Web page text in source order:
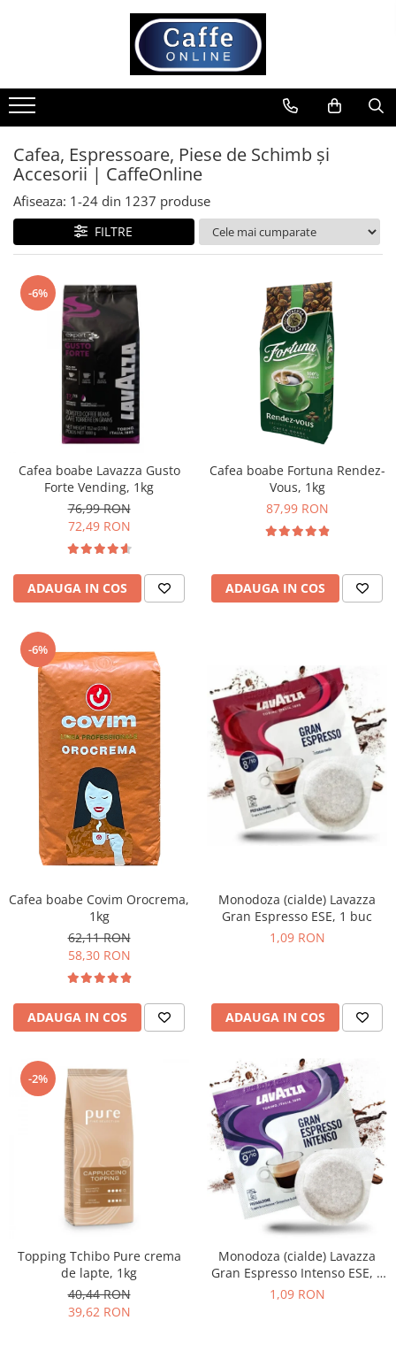
Cafea
Cafea Boabe
Capsule Cafea
Cafea Macinata
Cafea Instant
Espressoare
Aparate Automate
Aparate capsule
Aparate clasice
Accesorii
Complementare
Diverse
Pahare de cafea
Consumabile
Ciocolata calda
Lapte instant
Pliculete Zahar si Miere
Siropuri
Topping
Aparate SH
Promotii
Stabilizatoare tensiune
Piese schimb espressoare
Curatare
Portafiltre
Tamper
Altele
Cafea, Espressoare, Piese de Schimb și
Accesorii | CaffeOnline
Afiseaza: 1-24 din 1237 produse
FILTRE
-6%
Cafea boabe Lavazza Gusto
Forte Vending, 1kg
76,99 RON
72,49 RON
ADAUGA IN COS
Cafea boabe Fortuna Rendez-
Vous, 1kg
87,99 RON
ADAUGA IN COS
-6%
Cafea boabe Covim Orocrema,
1kg
62,11 RON
58,30 RON
ADAUGA IN COS
Monodoza (cialde) Lavazza
Gran Espresso ESE, 1 buc
1,09 RON
ADAUGA IN COS
-2%
Topping Tchibo Pure crema
de lapte, 1kg
40,44 RON
39,62 RON
Monodoza (cialde) Lavazza
Gran Espresso Intenso ESE, 1
buc
1,09 RON